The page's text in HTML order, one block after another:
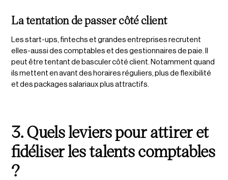
La tentation de passer côté client
Les start-ups, fintechs et grandes entreprises recrutent
elles-aussi des comptables et des gestionnaires de paie. Il
peut être tentant de basculer côté client. Notamment quand
ils mettent en avant des horaires réguliers, plus de flexibilité​
et des packages salariaux plus attractifs.
3. Quels leviers pour attirer et
fidéliser les talents comptables
?